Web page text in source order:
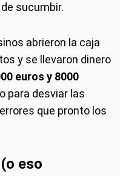
sucumbir.
abrieron la caja
y se llevaron dinero
euros y 8000
para desviar las
que pronto los
eso